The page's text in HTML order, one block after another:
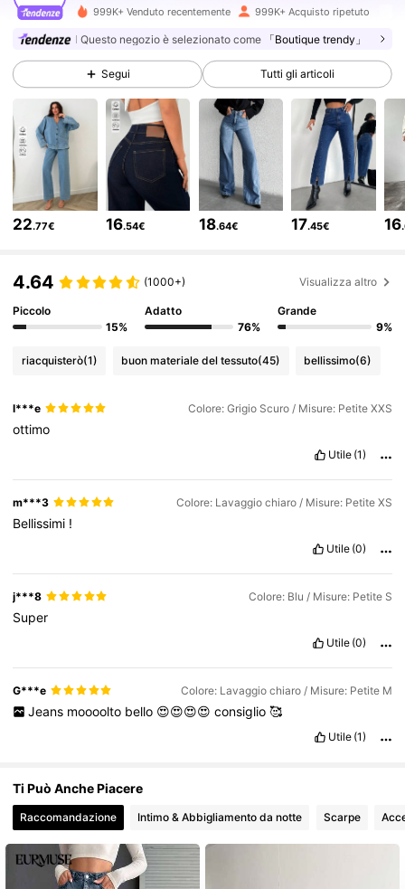
4.75
354K Follower
4.75 354K Follower
354K Follower
4.75 354K Follower
354K Follower
999K+ Venduto recentemente 999K+ Acquisto ripetuto
Questo negozio è selezionato come 「Boutique trendy」
Segui Tutti gli articoli
22.77€ 16.54€ 18.64€ 17.45€ 16
4.64 (1000+) Visualizza altro
Piccolo
15%
Adatto
76%
Grande
9%
riacquisterò(1) buon materiale del tessuto(45) bellissimo(6)
l***e Colore: Grigio Scuro / Misure: Petite XXS
ottimo
Utile (1)
m***3 Colore: Lavaggio chiaro / Misure: Petite XS
Bellissimi !
Utile (0)
j***8 Colore: Blu / Misure: Petite S
Super
Utile (0)
G***e Colore: Lavaggio chiaro / Misure: Petite M
Jeans moooolto bello 😍😍😍😍 consiglio 🥰
Utile (1)
Ti Può Anche Piacere
Raccomandazione Intimo & Abbigliamento da notte Scarpe